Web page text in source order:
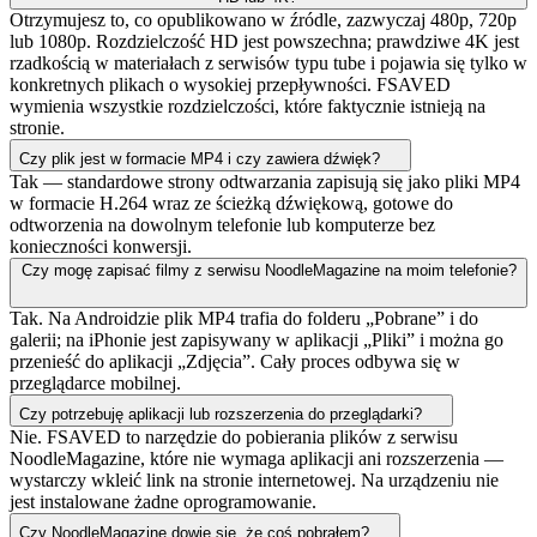
Otrzymujesz to, co opublikowano w źródle, zazwyczaj 480p, 720p
lub 1080p. Rozdzielczość HD jest powszechna; prawdziwe 4K jest
rzadkością w materiałach z serwisów typu tube i pojawia się tylko w
konkretnych plikach o wysokiej przepływności. FSAVED
wymienia wszystkie rozdzielczości, które faktycznie istnieją na
stronie.
Czy plik jest w formacie MP4 i czy zawiera dźwięk?
Tak — standardowe strony odtwarzania zapisują się jako pliki MP4
w formacie H.264 wraz ze ścieżką dźwiękową, gotowe do
odtworzenia na dowolnym telefonie lub komputerze bez
konieczności konwersji.
Czy mogę zapisać filmy z serwisu NoodleMagazine na moim telefonie?
Tak. Na Androidzie plik MP4 trafia do folderu „Pobrane” i do
galerii; na iPhonie jest zapisywany w aplikacji „Pliki” i można go
przenieść do aplikacji „Zdjęcia”. Cały proces odbywa się w
przeglądarce mobilnej.
Czy potrzebuję aplikacji lub rozszerzenia do przeglądarki?
Nie. FSAVED to narzędzie do pobierania plików z serwisu
NoodleMagazine, które nie wymaga aplikacji ani rozszerzenia —
wystarczy wkleić link na stronie internetowej. Na urządzeniu nie
jest instalowane żadne oprogramowanie.
Czy NoodleMagazine dowie się, że coś pobrałem?